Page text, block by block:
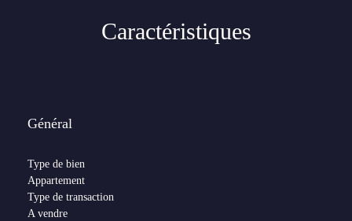
Caractéristiques
Général
Type de bien
Appartement
Type de transaction
A vendre